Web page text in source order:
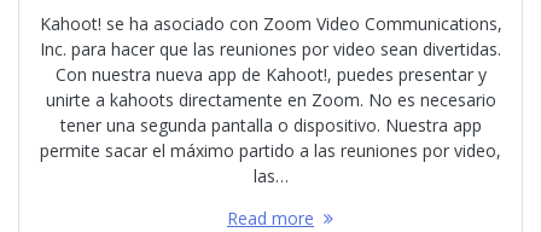
Kahoot! se ha asociado con Zoom Video Communications,
Inc. para hacer que las reuniones por video sean divertidas.
Con nuestra nueva app de Kahoot!, puedes presentar y
unirte a kahoots directamente en Zoom. No es necesario
tener una segunda pantalla o dispositivo. Nuestra app
permite sacar el máximo partido a las reuniones por video,
las…
Read more